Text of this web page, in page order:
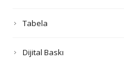
Tabela
Dijital Baskı